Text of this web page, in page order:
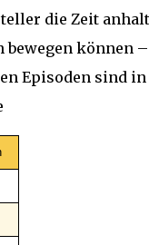
die Zeit
können
Episoden sind